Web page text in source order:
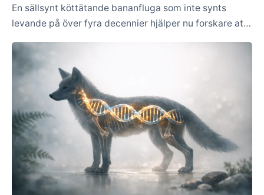
En sällsynt köttätande bananfluga som inte synts
levande på över fyra decennier hjälper nu forskare att
museiexemplar.